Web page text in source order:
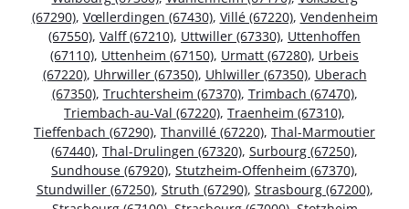
(67290), Vœllerdingen (67430), Villé (67220), Vendenheim
(67550), Valff (67210), Uttwiller (67330), Uttenhoffen
(67110), Uttenheim (67150), Urmatt (67280), Urbeis
(67220), Uhrwiller (67350), Uhlwiller (67350), Uberach
(67350), Truchtersheim (67370), Trimbach (67470),
Triembach-au-Val (67220), Traenheim (67310),
Tieffenbach (67290), Thanvillé (67220), Thal-Marmoutier
(67440), Thal-Drulingen (67320), Surbourg (67250),
Sundhouse (67920), Stutzheim-Offenheim (67370),
Stundwiller (67250), Struth (67290), Strasbourg (67200),